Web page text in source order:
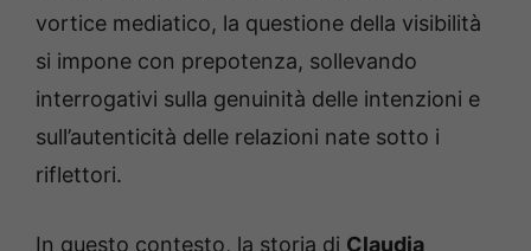
vortice mediatico, la questione della visibilità
si impone con prepotenza, sollevando
interrogativi sulla genuinità delle intenzioni e
sull’autenticità delle relazioni nate sotto i
riflettori.
In questo contesto, la storia di Claudia